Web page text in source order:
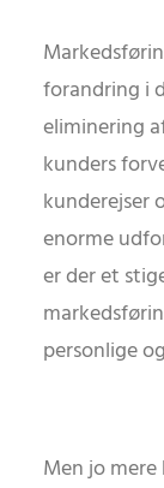
forandring i
eliminering
kunders
kunderejser
enorme
er der et
personlige
Men jo